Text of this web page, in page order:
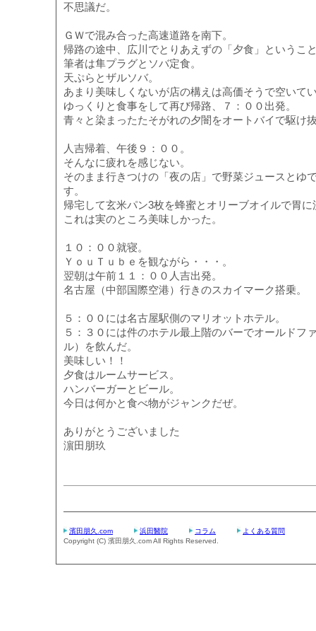
不思議だ。
ＧＷで混み合った高速道路を南下。
帰路の途中、広川でとりあえずの「夕食」というこ
筆者は隼プラグとソバ定食。
天ぷらとザルソバ。
あまり美味しくないが店の構えは高価そうで空いて
ゆっくりと食事をして再び帰路、７：００出発。
青々と染まったたそがれの夕闇をオートバイで駆け
人吉帰着、午後９：００。
そんなに疲れを感じない。
そのまま行きつけの「夜の店」で野菜ジュースとゆ
す。
帰宅して玄米パン3枚を蜂蜜とオリーブオイルで胃に
これは実のところ美味しかった。
１０：００就寝。
ＹｏｕＴｕｂｅを観ながら・・・。
翌朝は午前１１：００人吉出発。
名古屋（中部国際空港）行きのスカイマーク搭乗。
５：００には名古屋駅側のマリオットホテル。
５：３０には件のホテル最上階のバーでオールドフ
ル）を飲んだ。
美味しい！！
夕食はルームサービス。
ハンバーガーとビール。
今日は何かと食べ物がジャンクだぜ。
ありがとうございました
濵田朋玖
濱田朋久.com 浜田醫院 コラム
よくある質問
Copyright (C) 濱田朋久.com All Rights Reserved.